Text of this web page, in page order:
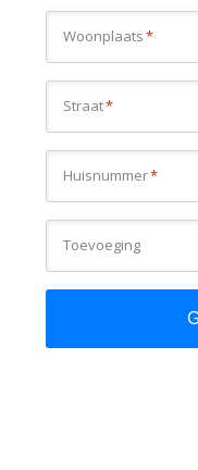
Woonplaats*
Straat*
Huisnummer*
Toevoeging